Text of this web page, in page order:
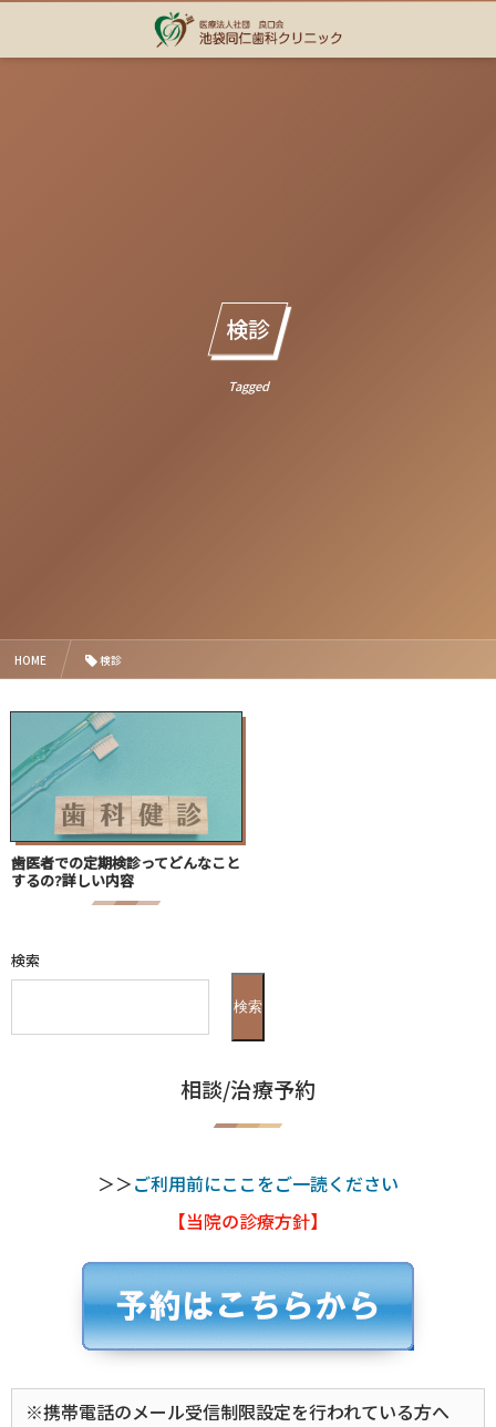
検診
Tagged
HOME 検診
歯医者での定期検診ってどんなこと
するの?詳しい内容
検索
検索
相談/治療予約
＞＞ご利用前にここをご一読ください
【当院の診療方針】
※携帯電話のメール受信制限設定を行われている方へ